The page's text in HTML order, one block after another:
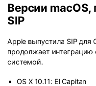
Версии
SIP
Apple выпустила SIP для
продолжает
системой.
OS X 10.11: El Capitan